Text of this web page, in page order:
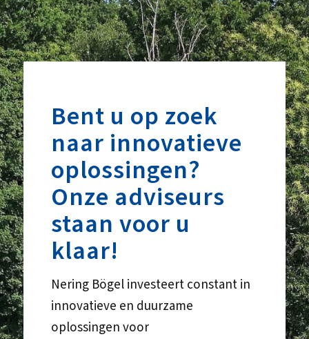
Bent u op zoek
naar innovatieve
oplossingen?
Onze adviseurs
staan voor u
klaar!
Nering Bögel investeert constant in
innovatieve en duurzame
oplossingen voor